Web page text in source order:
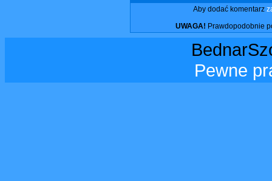
Aby dodać komentarz
UWAGA! Prawdopodobnie
Pewne